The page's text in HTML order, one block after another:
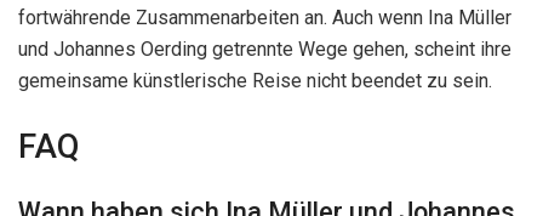
fortwährende Zusammenarbeiten an. Auch wenn Ina Müller
und Johannes Oerding getrennte Wege gehen, scheint ihre
gemeinsame künstlerische Reise nicht beendet zu sein.
FAQ